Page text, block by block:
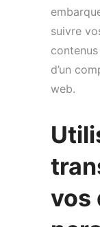
suivre
d’un
web.
vos